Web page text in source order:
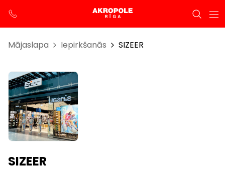
Mājaslapa Iepirkšanās SIZEER
SIZEER